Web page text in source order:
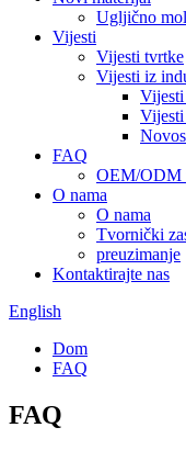
Ugljično
Vijesti
Vijesti tvrtke
Vijesti iz
Vijesti
FAQ
OEM/ODM
O nama
O nama
Tvornički
preuzimanje
Kontaktirajte nas
English
Dom
FAQ
FAQ